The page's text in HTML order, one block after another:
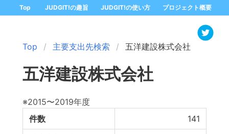
Top JUDGIT!の趣旨 JUDGIT!の使い方 プロジェクト概要
Top 主要支出先検索 五洋建設株式会社
五洋建設株式会社
※2015〜2019年度
件数
141